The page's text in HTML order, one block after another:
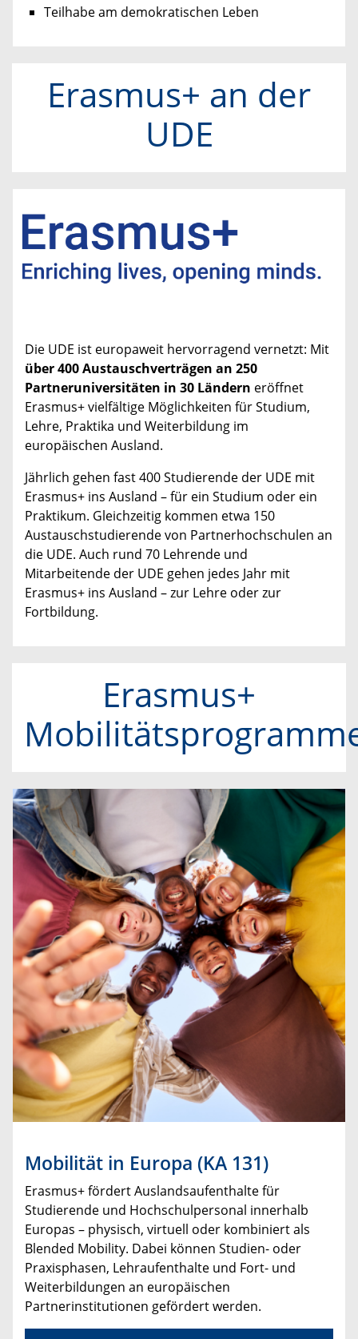
Teilhabe am demokratischen Leben
Erasmus+ an der
UDE
Die UDE ist europaweit hervorragend vernetzt: Mit
über 400 Austauschverträgen an 250
Partneruniversitäten in 30 Ländern eröffnet
Erasmus+ vielfältige Möglichkeiten für Studium,
Lehre, Praktika und Weiterbildung im
europäischen Ausland.
Jährlich gehen fast 400 Studierende der UDE mit
Erasmus+ ins Ausland – für ein Studium oder ein
Praktikum. Gleichzeitig kommen etwa 150
Austauschstudierende von Partnerhochschulen an
die UDE. Auch rund 70 Lehrende und
Mitarbeitende der UDE gehen jedes Jahr mit
Erasmus+ ins Ausland – zur Lehre oder zur
Fortbildung.
Erasmus+
Mobilität in Europa (KA 131)
Erasmus+ fördert Auslandsaufenthalte für
Studierende und Hochschulpersonal innerhalb
Europas – physisch, virtuell oder kombiniert als
Blended Mobility. Dabei können Studien- oder
Praxisphasen, Lehraufenthalte und Fort- und
Weiterbildungen an europäischen
Partnerinstitutionen gefördert werden.